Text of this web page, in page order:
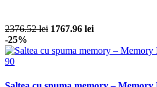
2376.52 lei 1767.96 lei
-25%